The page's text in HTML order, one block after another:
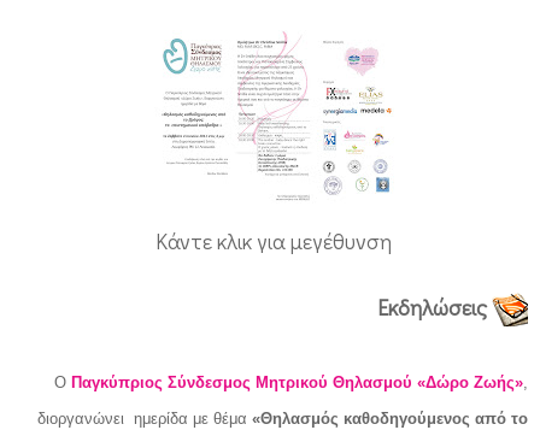
Κάντε κλικ για μεγέθυνση
Εκδηλώσεις
Ο Παγκύπριος Σύνδεσμος Μητρικού Θηλασμού «Δώρο Ζωής»,
διοργανώνει ημερίδα με θέμα «Θηλασμός καθοδηγούμενος από το